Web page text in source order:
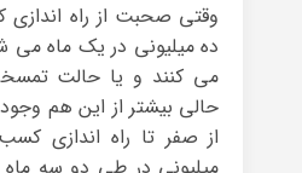
وقتی صحبت از راه اندازی
ده میلیونی در یک ماه
می کنند و یا حالت
حالی بیشتر از این هم
از صفر تا راه اندازی